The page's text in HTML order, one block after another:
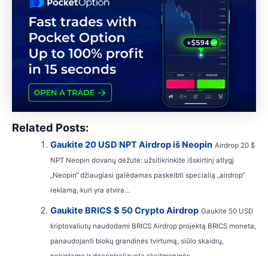
Related Posts:
Gaukite 20 USD NPT Airdrop iš Neopin Airdrop 20 $
NPT Neopin dovanų dėžutė: užsitikrinkite išskirtinį atlygį
„Neopin“ džiaugiasi galėdamas paskelbti specialią „airdrop“
reklamą, kuri yra atvira...
Gaukite BRICS $ 50 Crypto Airdrop Gaukite 50 USD
kriptovaliutų naudodami BRICS Airdrop projektą BRICS moneta,
panaudojanti blokų grandinės tvirtumą, siūlo skaidrų,